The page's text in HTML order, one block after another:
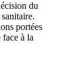
du
portées
face à la